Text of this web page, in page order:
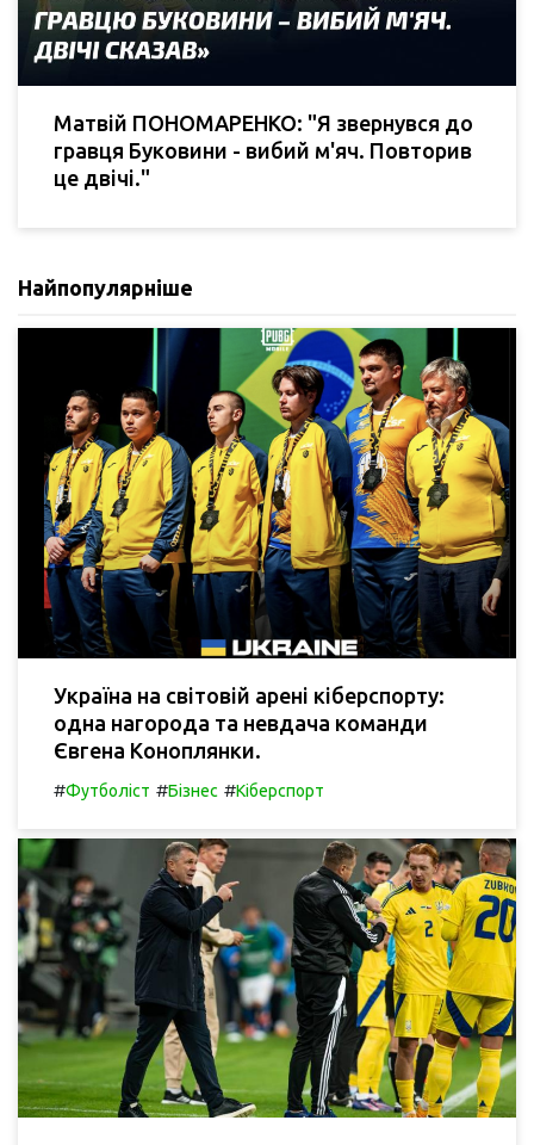
Матвій ПОНОМАРЕНКО: "Я звернувся до
гравця Буковини - вибий м'яч. Повторив
це двічі."
Найпопулярніше
Україна на світовій арені кіберспорту:
одна нагорода та невдача команди
Євгена Коноплянки.
#Футболіст #Бізнес #Кіберспорт